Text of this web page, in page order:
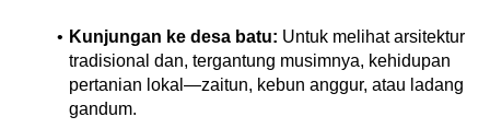
Kunjungan ke desa batu: Untuk melihat arsitektur
tradisional dan, tergantung musimnya, kehidupan
pertanian lokal—zaitun, kebun anggur, atau ladang
gandum.